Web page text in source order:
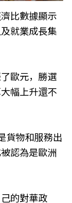
比數據顯示
就業成長集
歐元，勝選
幅上升還不
貨物和服務出
認為是歐洲
的對華政